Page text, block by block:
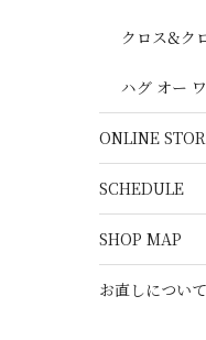
クロス&ク
ハグ オー
ONLINE
SCHEDULE
SHOP MAP
お直しについて